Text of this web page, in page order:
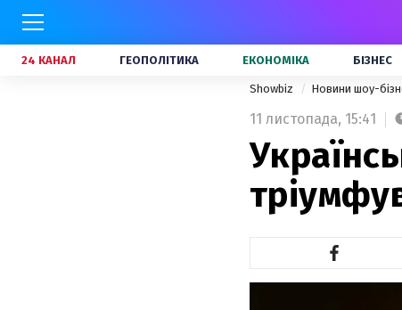
24 КАНАЛ ГЕОПОЛІТИКА ЕКОНОМІКА БІЗНЕС
Showbiz Новини шоу-
11 листопада, 15:41